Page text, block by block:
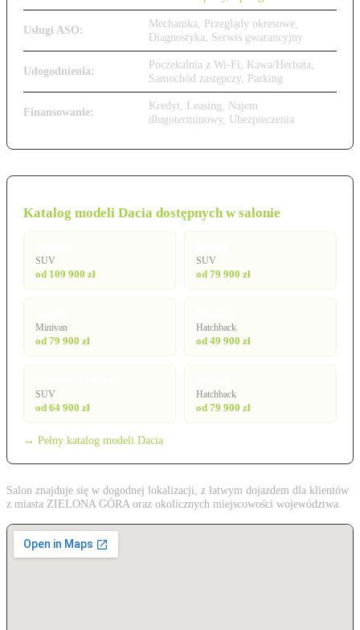
Usługi ASO:
Mechanika, Przeglądy okresowe,
Diagnostyka, Serwis gwarancyjny
Udogodnienia:
Poczekalnia z Wi-Fi, Kawa/Herbata,
Samochód zastępczy, Parking
Finansowanie:
Kredyt, Leasing, Najem
długoterminowy, Ubezpieczenia
Katalog modeli Dacia dostępnych w salonie
SUV
od 109 900 zł
SUV
od 79 900 zł
Minivan
od 79 900 zł
Hatchback
od 49 900 zł
SUV
od 64 900 zł
Hatchback
od 79 900 zł
→ Pełny katalog modeli Dacia
Salon znajduje się w dogodnej lokalizacji, z łatwym dojazdem dla klientów
z miasta ZIELONA GÓRA oraz okolicznych miejscowości województwa.